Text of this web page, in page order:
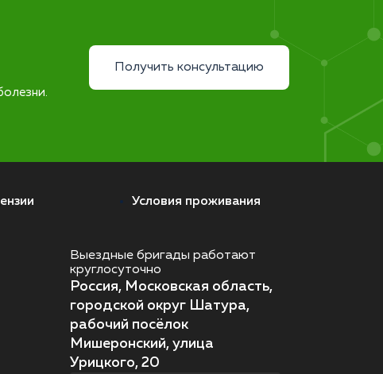
Получить консультацию
Условия проживания
Выездные бригады работают
круглосуточно
Россия, Московская область,
городской округ Шатура,
рабочий посёлок
Мишеронский, улица
Урицкого, 20